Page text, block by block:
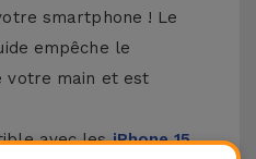
smartphone ! Le
empêche le
votre main et est
avec lesiPhone 15,